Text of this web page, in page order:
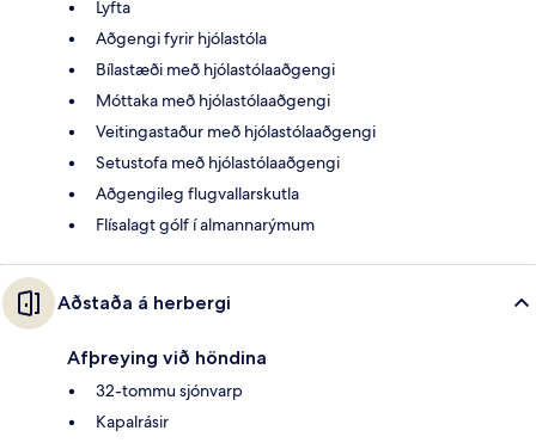
Lyfta
Aðgengi fyrir hjólastóla
Bílastæði með hjólastólaaðgengi
Móttaka með hjólastólaaðgengi
Veitingastaður með hjólastólaaðgengi
Setustofa með hjólastólaaðgengi
Aðgengileg flugvallarskutla
Flísalagt gólf í almannarýmum
Aðstaða á herbergi
Afþreying við höndina
32-tommu sjónvarp
Kapalrásir